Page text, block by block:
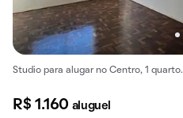
Studio para alugar no Centro, 1 quarto.
R$ 1.160 aluguel